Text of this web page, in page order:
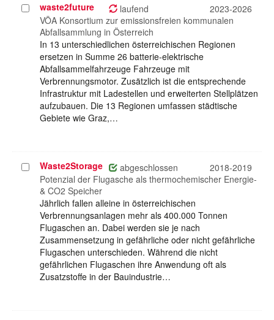
Projekt
auswählen
waste2future laufend
2023-2026
VÖA Konsortium zur emissionsfreien kommunalen
Abfallsammlung in Österreich
In 13 unterschiedlichen österreichischen Regionen
ersetzen in Summe 26 batterie-elektrische
Abfallsammelfahrzeuge Fahrzeuge mit
Verbrennungsmotor. Zusätzlich ist die entsprechende
Infrastruktur mit Ladestellen und erweiterten Stellplätzen
aufzubauen. Die 13 Regionen umfassen städtische
Gebiete wie Graz,…
Projekt
auswählen
Waste2Storage abgeschlossen
2018-2019
Potenzial der Flugasche als thermochemischer Energie-
& CO2 Speicher
Jährlich fallen alleine in österreichischen
Verbrennungsanlagen mehr als 400.000 Tonnen
Flugaschen an. Dabei werden sie je nach
Zusammensetzung in gefährliche oder nicht gefährliche
Flugaschen unterschieden. Während die nicht
gefährlichen Flugaschen ihre Anwendung oft als
Zusatzstoffe in der Bauindustrie…